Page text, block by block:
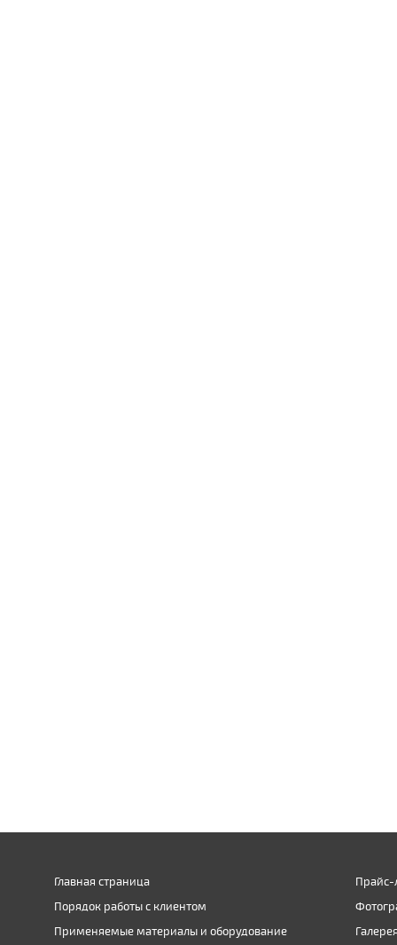
Главная страница
Порядок работы с клиентом
Применяемые материалы и оборудование
Прайс-